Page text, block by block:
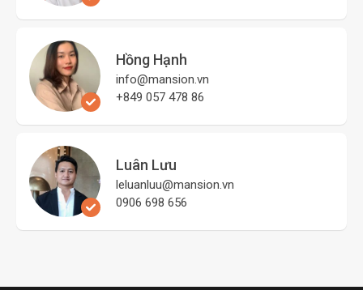
Hồng Hạnh
info@mansion.vn
+849 057 478 86
Luân Lưu
leluanluu@mansion.vn
0906 698 656